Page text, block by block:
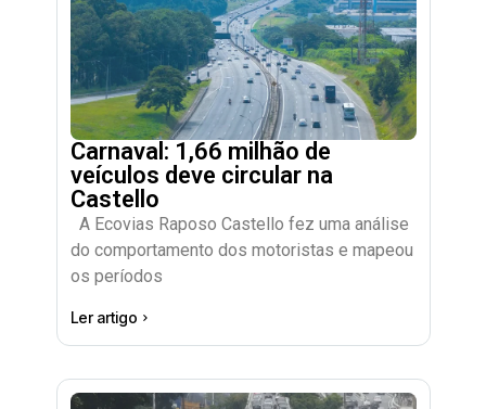
Carnaval: 1,66 milhão de
veículos deve circular na
Castello
A Ecovias Raposo Castello fez uma análise
do comportamento dos motoristas e mapeou
os períodos
Ler artigo